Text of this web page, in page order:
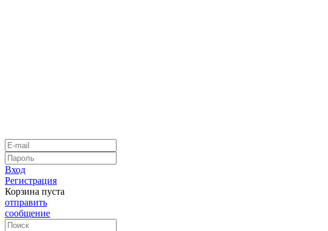
Вход
Регистрация
Корзина пуста
отправить
сообщение